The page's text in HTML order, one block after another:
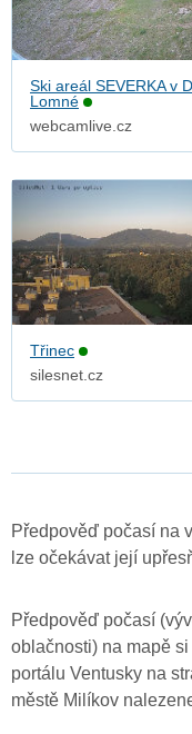
Ski areál SEVERKA v
Lomné
webcamlive.cz
Třinec
silesnet.cz
Předpověď počasí na
lze očekávat její
Předpověď počasí
oblačnosti) na mapě
portálu Ventusky na
městě Milíkov